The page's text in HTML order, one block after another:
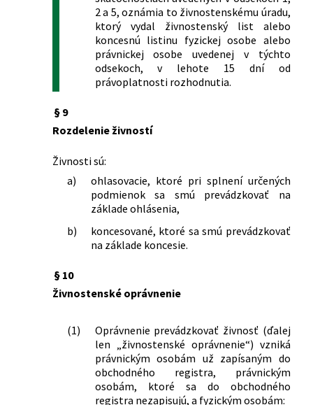
sprostredkovaní zaistenia a o zmene a
doplnení niektorých zákonov
351/2005 Z. z.
Zákon, ktorým sa mení a dopĺňa zákon
č. 578/2004 Z. z. o poskytovateľoch
zdravotnej starostlivosti,
zdravotníckych pracovníkoch,
niektorých zákonov v znení zákona č.
470/2005 Z. z.
Zákon o pohrebníctve a o zmene a
doplnení zákona č. 455/1991 Zb. o
živnostenskom podnikaní
(živnostenský zákon) v znení
neskorších predpisov
473/2005 Z. z.
Zákon o poskytovaní služieb v oblasti
súkromnej bezpečnosti)
a registrácii organizácií v schéme
Európskeho spoločenstva pre
environmentálne manažérstvo a audit
a o zmene a doplnení niektorých
zákonov
2 a 5, oznámia to živnostenskému úradu,
ktorý vydal živnostenský list alebo
koncesnú listinu fyzickej osobe alebo
právnickej osobe uvedenej v týchto
odsekoch, v lehote 15 dní od
právoplatnosti rozhodnutia.
§ 9
Rozdelenie živností
Živnosti sú:
a)
ohlasovacie, ktoré pri splnení určených
podmienok sa smú prevádzkovať na
základe ohlásenia,
b)
koncesované, ktoré sa smú prevádzkovať
na základe koncesie.
§ 10
Živnostenské oprávnenie
(1)
Oprávnenie prevádzkovať živnosť (ďalej
len „živnostenské oprávnenie“) vzniká
právnickým osobám už zapísaným do
obchodného registra, právnickým
osobám, ktoré sa do obchodného
registra nezapisujú, a fyzickým osobám: